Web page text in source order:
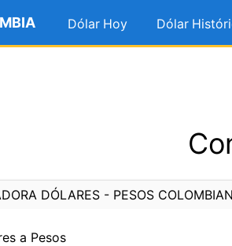
Dólar Hoy Dólar
DÓLARES - PESOS
a Pesos